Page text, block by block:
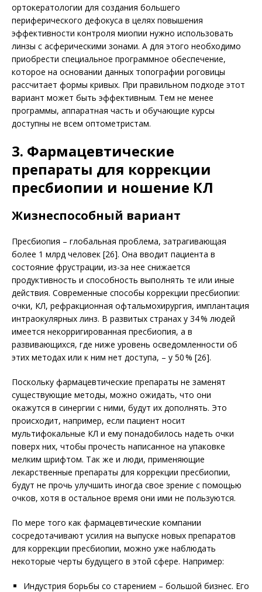
ортокератологии для создания большего
периферического дефокуса в целях повышения
эффективности контроля миопии нужно использовать
линзы с асферическими зонами. А для этого необходимо
приобрести специальное программное обеспечение,
которое на основании данных топографии роговицы
рассчитает формы кривых. При правильном подходе этот
вариант может быть эффективным. Тем не менее
программы, аппаратная часть и обучающие курсы
доступны не всем оптометристам.
3. Фармацевтические
препараты для коррекции
пресбиопии и ношение КЛ
Жизнеспособный вариант
Пресбиопия – глобальная проблема, затрагивающая
более 1 млрд человек [26]. Она вводит пациента в
состояние фрустрации, из-за нее снижается
продуктивность и способность выполнять те или иные
действия. Со­временные способы коррекции пресбиопии:
очки, КЛ, рефракционная офтальмохирургия, имплантация
интраокулярных линз. В развитых странах у 34 % людей
имеется некорригированная пресбиопия, а в
развивающихся, где ниже уровень осведомленности об
этих методах или к ним нет доступа, – у 50 % [26].
Поскольку фармацевтические препараты не заменят
существующие методы, можно ожидать, что они
окажутся в синергии с ними, будут их дополнять. Это
происходит, например, если пациент носит
мультифокальные КЛ и ему понадобилось надеть очки
поверх них, чтобы прочесть написанное на упаковке
мелким шрифтом. Так же и люди, применяющие
лекарственные препараты для коррекции пресбиопии,
будут не прочь улучшить иногда свое зрение с помощью
очков, хотя в остальное время они ими не пользуются.
По мере того как фармацевтические компании
сосредотачивают усилия на выпуске новых препаратов
для коррекции пресбиопии, можно уже наблюдать
некоторые черты будущего в этой сфере. Например:
Индустрия борьбы со старением – большой бизнес. Его